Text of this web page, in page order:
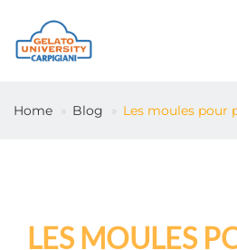
COURS
Home Blog Les moules pour
LES MOULES